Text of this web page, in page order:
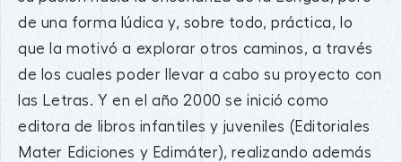
de una forma lúdica y, sobre todo, práctica, lo
que la motivó a explorar otros caminos, a través
de los cuales poder llevar a cabo su proyecto con
las Letras. Y en el año 2000 se inició como
editora de libros infantiles y juveniles (Editoriales
Mater Ediciones y Edimáter), realizando además